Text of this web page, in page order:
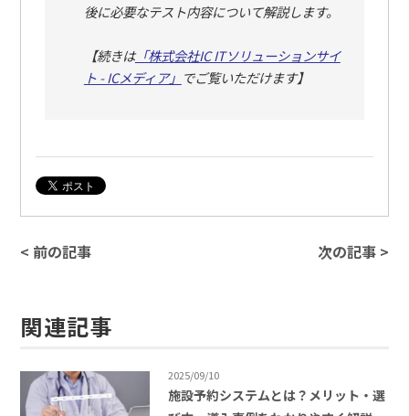
後に必要なテスト内容について解説します。
【続きは「株式会社IC ITソリューションサイ
ト - ICメディア」 でご覧いただけます】
< 前の記事 次の記事 >
関連記事
2025/09/10
施設予約システムとは？メリット・選